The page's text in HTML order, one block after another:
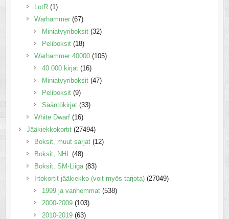
LotR (1)
Warhammer (67)
Miniatyyriboksit (32)
Peliboksit (18)
Warhammer 40000 (105)
40 000 kirjat (16)
Miniatyyriboksit (47)
Peliboksit (9)
Sääntökirjat (33)
White Dwarf (16)
Jääkiekkokortit (27494)
Boksit, muut sarjat (12)
Boksit, NHL (48)
Boksit, SM-Liiga (83)
Irtokortit jääkiekko (voit myös tarjota) (27049)
1999 ja vanhemmat (538)
2000-2009 (103)
2010-2019 (63)